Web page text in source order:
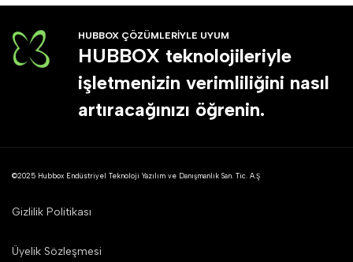
HUBBOX ÇÖZÜMLERİYLE UYUM
HUBBOX teknolojileriyle
işletmenizin verimliliğini nasıl
artıracağınızı öğrenin.
©2025 Hubbox Endüstriyel Teknoloji Yazılım ve Danışmanlık San. Tic. A.Ş
Gizlilik Politikası
Üyelik Sözleşmesi